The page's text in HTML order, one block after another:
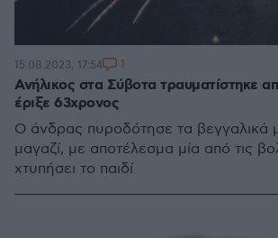
Ανήλικος στα Σύβοτα τραυματίστηκε
έριξε 63χρονος
Ο άνδρας πυροδότησε τα βεγγαλικά
μαγαζί, με αποτέλεσμα μία από τις
χτυπήσει το παιδί
15.08.2023, 17:54 1